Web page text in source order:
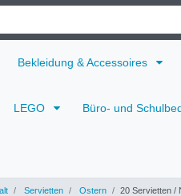
Bekleidung & Accessoires
LEGO Büro- und
Servietten Ostern 20 Servietten /